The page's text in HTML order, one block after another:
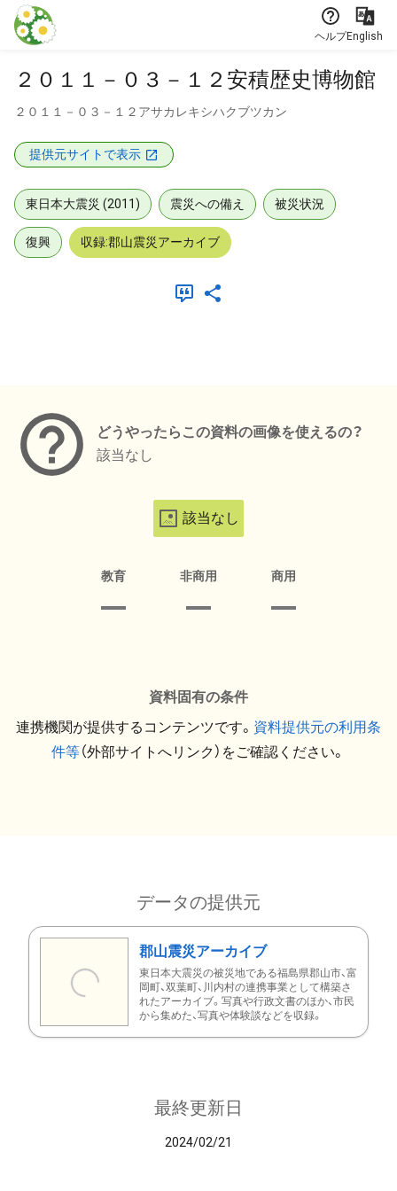
本文に飛ぶ
ヘルプEnglish
２０１１－０３－１２安積歴史博物館
２０１１－０３－１２アサカレキシハクブツカン
提供元サイトで表示
東日本大震災 (2011) 震災への備え 被災状況
復興 収録:郡山震災アーカイブ
どうやったらこの資料の画像を使えるの？
該当なし
該当なし
教育 非商用 商用
資料固有の条件
連携機関が提供するコンテンツです。 資料提供元の利用条
件等（外部サイトへリンク）をご確認ください。
データの提供元
郡山震災アーカイブ
東日本大震災の被災地である福島県郡山市、富
岡町、双葉町、川内村の連携事業として構築さ
れたアーカイブ。写真や行政文書のほか、市民
から集めた、写真や体験談などを収録。
最終更新日
2024/02/21